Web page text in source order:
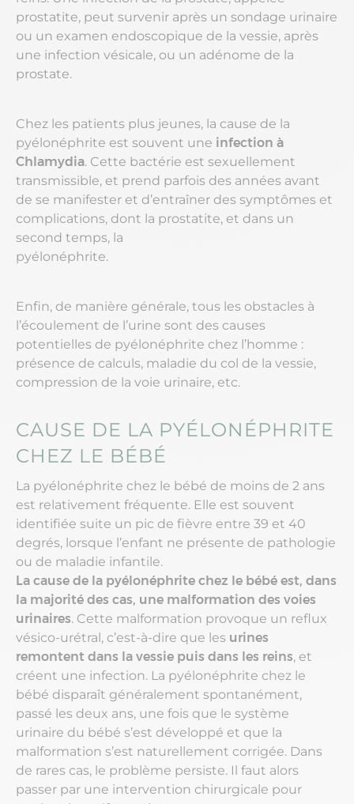
prostatite, peut survenir après un sondage urinaire
ou un examen endoscopique de la vessie, après
une infection vésicale, ou un adénome de la
prostate.
Chez les patients plus jeunes, la cause de la
pyélonéphrite est souvent une infection à
Chlamydia. Cette bactérie est sexuellement
transmissible, et prend parfois des années avant
de se manifester et d’entraîner des symptômes et
complications, dont la prostatite, et dans un
second temps, la
pyélonéphrite.
Enfin, de manière générale, tous les obstacles à
l’écoulement de l’urine sont des causes
potentielles de pyélonéphrite chez l’homme :
présence de calculs, maladie du col de la vessie,
compression de la voie urinaire, etc.
CAUSE DE LA PYÉLONÉPHRITE
CHEZ LE BÉBÉ
La pyélonéphrite chez le bébé de moins de 2 ans
est relativement fréquente. Elle est souvent
identifiée suite un pic de fièvre entre 39 et 40
degrés, lorsque l’enfant ne présente de pathologie
ou de maladie infantile.
La cause de la pyélonéphrite chez le bébé est, dans
la majorité des cas, une malformation des voies
urinaires. Cette malformation provoque un reflux
vésico-urétral, c’est-à-dire que les urines
remontent dans la vessie puis dans les reins, et
créent une infection. La pyélonéphrite chez le
bébé disparaît généralement spontanément,
passé les deux ans, une fois que le système
urinaire du bébé s’est développé et que la
malformation s’est naturellement corrigée. Dans
de rares cas, le problème persiste. Il faut alors
passer par une intervention chirurgicale pour